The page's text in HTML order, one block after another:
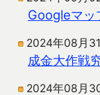
Googleマッ
2024年08月
成金大作戦
2024年08月